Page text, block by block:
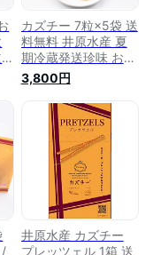
カズチー 7粒×5袋 送
料無料 井原水産 夏
期冷蔵発送珍味 おつ
まみ くんせい 数の
子 チーズ 北海道発
マリアージュ 燻製
くせになる パリポリ
食感 おすすめ おい
しい かずちー 井原
水産 お取り寄せ 物
産展 ギフト 北海道
チーズ 国産チーズ
日本チーズ
3,800円
/
井原水産 カズチー
プレッツェル 1箱 送